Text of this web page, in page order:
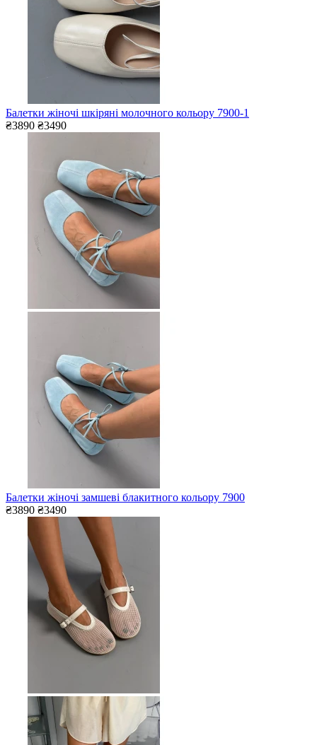
Балетки жіночі шкіряні молочного кольору 7900-1
₴3890 ₴3490
Балетки жіночі замшеві блакитного кольору 7900
₴3890 ₴3490